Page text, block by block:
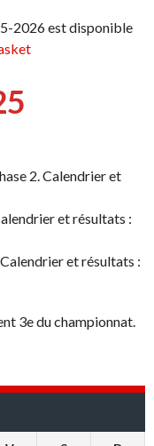
2026 est disponible
2. Calendrier et
et résultats :
et résultats :
3e du championnat.